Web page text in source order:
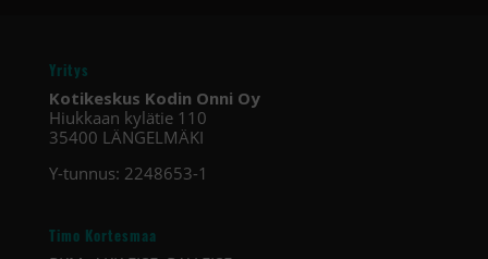
Yritys
Kotikeskus Kodin Onni Oy
Hiukkaan kylätie 110
35400 LÄNGELMÄKI
Y-tunnus: 2248653-1
Timo Kortesmaa